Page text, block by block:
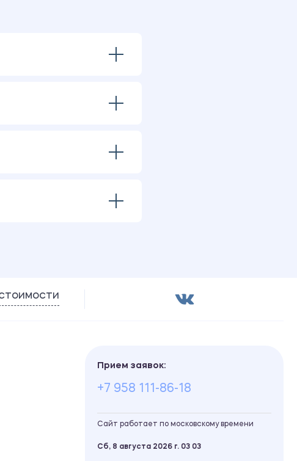
Прием заявок:
+7 958 111-86-18
Сайт работает по московскому времени
Сб, 8 августа 2026 г. 03 03